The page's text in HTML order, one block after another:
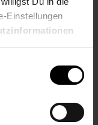
Einstellungen
Ästhetik
wird er sicherlich